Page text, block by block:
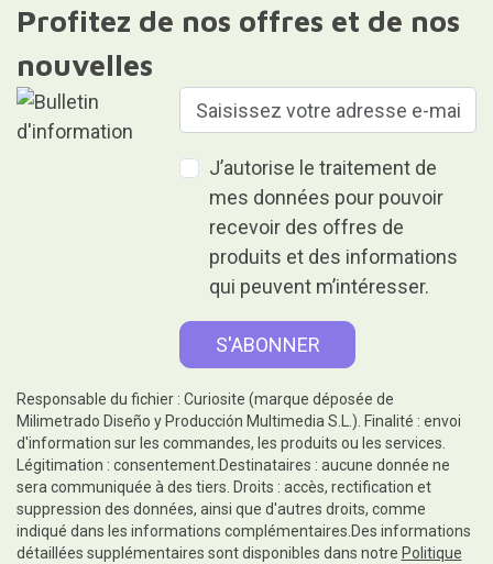
Profitez de nos offres et de nos
nouvelles
J’autorise le traitement de
mes données pour pouvoir
recevoir des offres de
produits et des informations
qui peuvent m’intéresser.
Responsable du fichier : Curiosite (marque déposée de
Milimetrado Diseño y Producción Multimedia S.L.). Finalité : envoi
d'information sur les commandes, les produits ou les services.
Légitimation : consentement.Destinataires : aucune donnée ne
sera communiquée à des tiers. Droits : accès, rectification et
suppression des données, ainsi que d'autres droits, comme
indiqué dans les informations complémentaires.Des informations
détaillées supplémentaires sont disponibles dans notre Politique